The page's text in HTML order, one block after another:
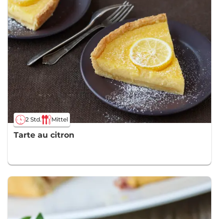
2 Std. Mittel
Tarte au citron